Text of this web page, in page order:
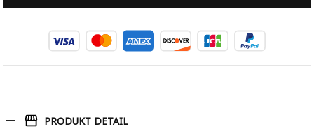
PRODUKT DETAIL